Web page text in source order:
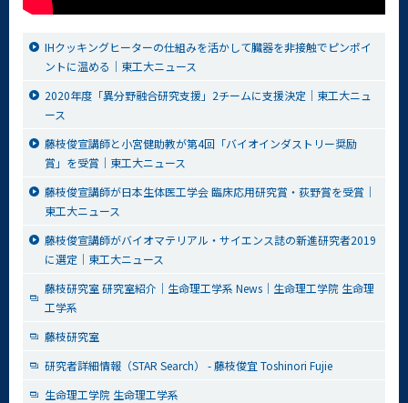
IHクッキングヒーターの仕組みを活かして臓器を非接触でピンポイ
ントに温める｜東工大ニュース
2020年度「異分野融合研究支援」2チームに支援決定｜東工大ニュ
ース
藤枝俊宣講師と小宮健助教が第4回「バイオインダストリー奨励
賞」を受賞｜東工大ニュース
藤枝俊宣講師が日本生体医工学会 臨床応用研究賞・荻野賞を受賞｜
東工大ニュース
藤枝俊宣講師がバイオマテリアル・サイエンス誌の新進研究者2019
に選定｜東工大ニュース
藤枝研究室 研究室紹介｜生命理工学系 News｜生命理工学院 生命理
工学系
藤枝研究室
研究者詳細情報（STAR Search） - 藤枝俊宜 Toshinori Fujie
生命理工学院 生命理工学系